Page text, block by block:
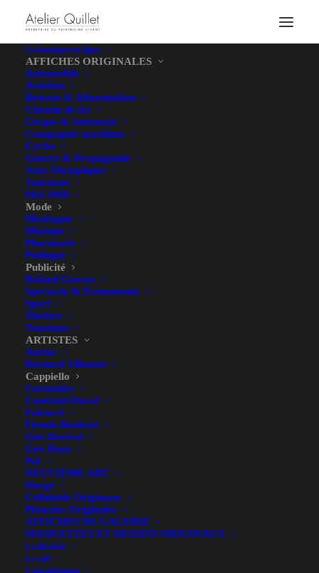
La boutique en ligne
AFFICHES ORIGINALES
Automobile
Aviation
Boisson & Alimentation
Chemin de fer
Cirque & Automate
Compagnie maritime
Cycles
Guerre & Propagande
Jeux Olympiques
Journaux
Mai 1968
Mode
Montagne
Musique
Pharmacie
Politique
Publicité
Roland Garros
Spectacle & Évènements
Sport
Théâtre
Tourisme
ARTISTES
Auriac
Bernard Villemot
Cappiello
Cassandre
Constant-Duval
Falcucci
Firmin Bouisset
Géo Dorival
Géo Ham
Pal
NEUVIÈME ART
Hergé
Celluloïds Originaux
Planches Originales
AFFICHES DE GALERIE
MAQUETTES ET DESSINS ORIGINAUX
La librairie
Le café
L’encadrement
Le Bas Revel – Léonetto
Cappellio – 1929